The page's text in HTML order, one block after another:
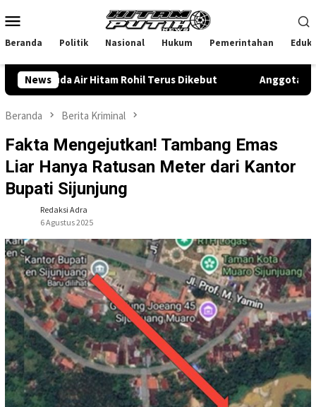
ke
Mobile
Beranda Politik Nasional Hukum Pemerintahan
News
Air Hitam Rohil Terus Dikebut Anggota DPR RI dr.
Beranda Berita Kriminal
Fakta Mengejutkan! Tambang Emas
Liar Hanya Ratusan Meter dari Kantor
Bupati Sijunjung
Redaksi Adra
6 Agustus 2025